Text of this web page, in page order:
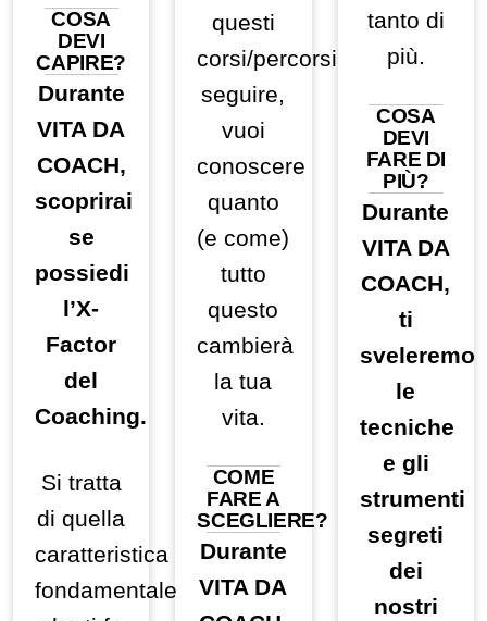
COSA
DEVI
CAPIRE?
Durante
VITA DA
COACH,
scoprirai
se
possiedi
l’X-
Factor
del
Coaching.
Si tratta
di quella
caratteristica
fondamentale
questi
corsi/percorsi
seguire,
vuoi
conoscere
quanto
(e come)
tutto
questo
cambierà
la tua
vita.
COME
FARE A
SCEGLIERE?
Durante
VITA DA
tanto di
più.
COSA
DEVI
FARE DI
PIÙ?
Durante
VITA DA
COACH,
ti
sveleremo
le
tecniche
e gli
strumenti
segreti
dei
nostri